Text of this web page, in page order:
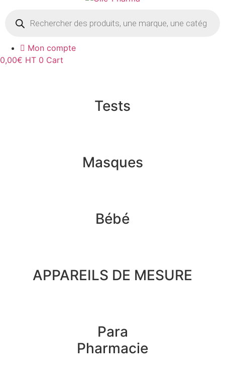
produits
Mon compte
0,00€ HT 0 Cart
Tests
Masques
Bébé
APPAREILS DE MESURE
Para
Pharmacie